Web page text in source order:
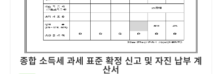
종합 소득세 과세 표준 확정 신고 및 자진 납부 계
산서